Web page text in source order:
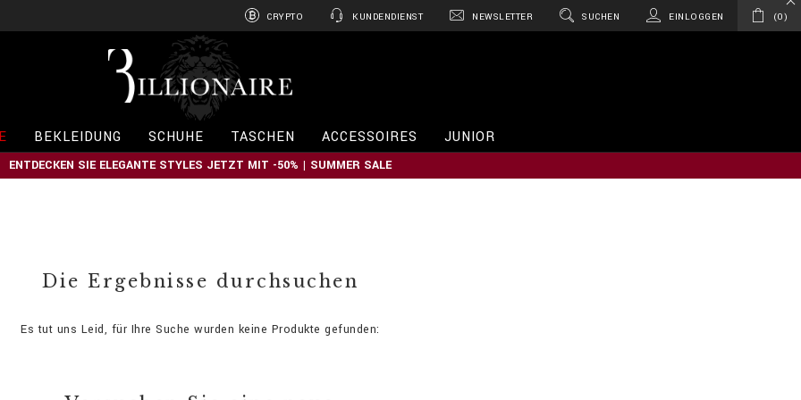
CRYPTO KUNDENDIENST NEWSLETTER SUCHEN EINLOGGEN 0
l
o
n
a
BEKLEIDUNG SCHUHE TASCHEN ACCESSOIRES JUNIOR
ENTDECKEN SIE ELEGANTE STYLES JETZT MIT -50% | SUMMER SALE
Die Ergebnisse durchsuchen
Es tut uns Leid, für Ihre Suche wurden keine Produkte gefunden: